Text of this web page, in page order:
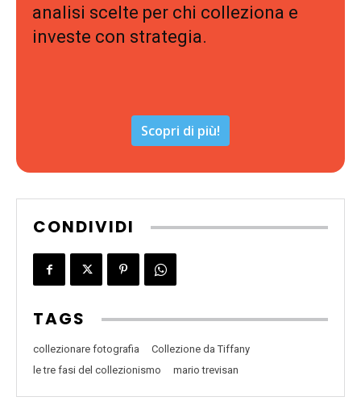
analisi scelte per chi colleziona e
investe con strategia.
Scopri di più!
CONDIVIDI
TAGS
collezionare fotografia
Collezione da Tiffany
le tre fasi del collezionismo
mario trevisan